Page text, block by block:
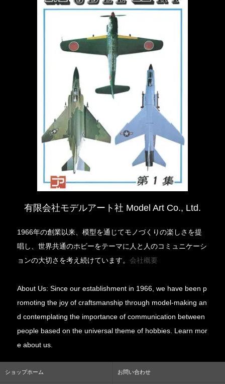
有限会社モデルアート社 Model Art Co., Ltd.
1966年の創業以来、模型を通じてモノづくりの楽しさを提
唱し、世界共通のホビーをテーマに人と人のコミュニケーシ
ョンの大切さを考え続けています。会社概要
About Us: Since our establishment in 1966, we have been p
romoting the joy of craftsmanship through model-making an
d contemplating the importance of communication between
people based on the universal theme of hobbies. Learn mor
e about us.
ショップホーム お問い合わせ